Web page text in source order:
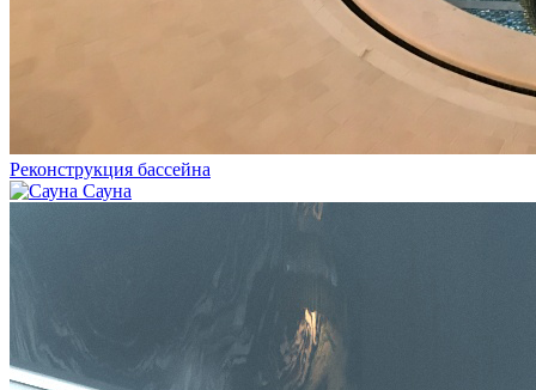
Реконструкция бассейна
Сауна